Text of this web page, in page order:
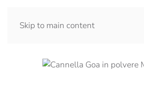
Skip to main content